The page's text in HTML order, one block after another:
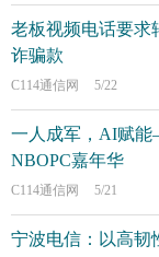
老板视频电话要求
诈骗款
C114通信网 5/22
一人成军，AI赋
NBOPC嘉年华
C114通信网 5/21
宁波电信：以高韧